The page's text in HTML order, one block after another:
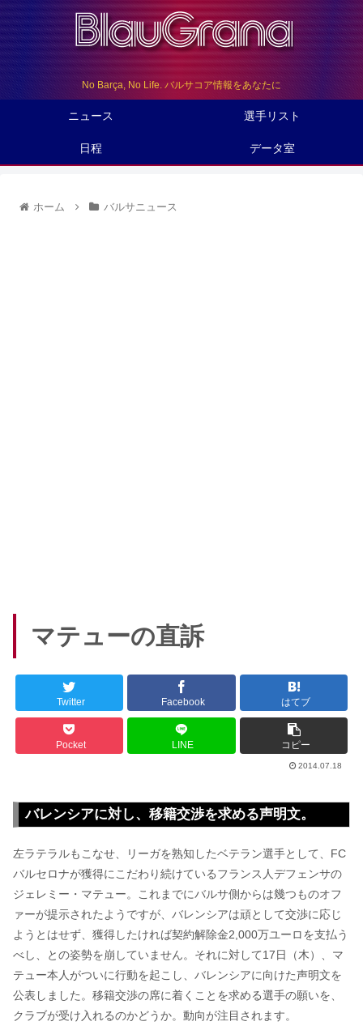
No Barça, No Life. バルサコア情報をあなたに
ニュース 選手リスト
日程 データ室
ホーム バルサニュース
マテューの直訴
Twitter Facebook はてブ
Pocket LINE コピー
2014.07.18
バレンシアに対し、移籍交渉を求める声明文。
左ラテラルもこなせ、リーガを熟知したベテラン選手として、FC
バルセロナが獲得にこだわり続けているフランス人デフェンサの
ジェレミー・マテュー。これまでにバルサ側からは幾つものオフ
ァーが提示されたようですが、バレンシアは頑として交渉に応じ
ようとはせず、獲得したければ契約解除金2,000万ユーロを支払う
べし、との姿勢を崩していません。それに対して17日（木）、マ
テュー本人がついに行動を起こし、バレンシアに向けた声明文を
公表しました。移籍交渉の席に着くことを求める選手の願いを、
クラブが受け入れるのかどうか。動向が注目されます。